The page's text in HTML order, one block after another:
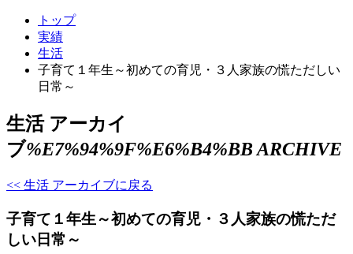
トップ
実績
生活
子育て１年生～初めての育児・３人家族の慌ただしい
日常～
生活 アーカイ
ブ%E7%94%9F%E6%B4%BB ARCHIVE
<< 生活 アーカイブに戻る
子育て１年生～初めての育児・３人家族の慌ただ
しい日常～